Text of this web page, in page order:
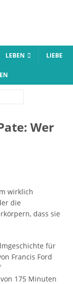
LEBEN LIEBE
Wer
wirklich
die
dass sie
für
Francis Ford
175 Minuten